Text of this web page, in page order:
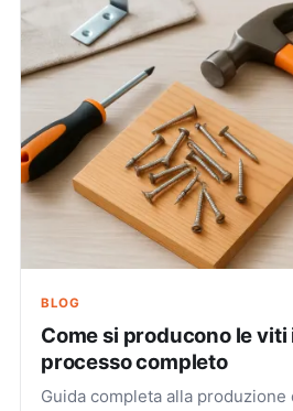
BLOG
Come si producono le
processo completo
Guida completa alla